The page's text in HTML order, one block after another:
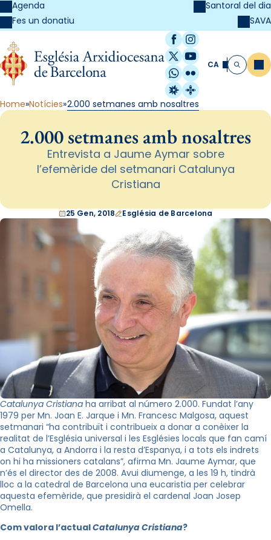
Agenda
Fes un donatiu
Santoral del dia
SAVA
Facebook
Instagram
X / Twitter
YouTube
WhatsApp
Flickr
Radio Estel
Catalunya
CA Cerca
Home Notícies 2.000 setmanes amb nosaltres
2.000 setmanes amb nosaltres
Entrevista a Jaume Aymar sobre
l’efemèride del setmanari Catalunya
Cristiana
25 Gen, 2018 Església de Barcelona
Catalunya Cristiana ha arribat al número 2.000. Fundat l’any
1979 per Mn. Joan E. Jarque i Mn. Francesc Malgosa, aquest
setmanari “ha contribuït i contribueix a donar a conèixer la
realitat de l’Església universal i les Esglésies locals que fan camí
a Catalunya, a Andorra i la resta d’Espanya, i a tots els indrets
on hi ha missioners catalans”, afirma Mn. Jaume Aymar, que
n’és el director des de 2008. Avui diumenge, a les 19 h, tindrà
lloc a la catedral de Barcelona una eucaristia per celebrar
aquesta efemèride, que presidirà el cardenal Joan Josep
Omella.
Com valora l’actualCatalunya Cristiana?